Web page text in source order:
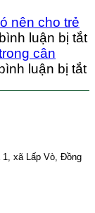
lợi
ích
nên cho trẻ
luận bị tắtở
cân
luận bị tắtở
xã Lấp Vò, Đồng